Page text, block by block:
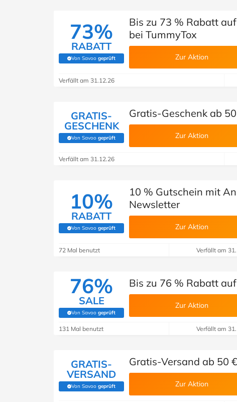
73%
RABATT
Von Savoo geprüft
(Von Savoo geprüft)
Bis zu 73 % Rabatt
bei TummyTox
Zur Aktion
Verfällt am 31.12.26
GRATIS-
GESCHENK
Von Savoo geprüft
(Von Savoo geprüft)
Gratis-Geschenk ab
Zur Aktion
Verfällt am 31.12.26
10%
RABATT
Von Savoo geprüft
(Von Savoo geprüft)
10 % Gutschein mit
Newsletter
Zur Aktion
72 Mal benutzt Verfällt am
76%
SALE
Von Savoo geprüft
(Von Savoo geprüft)
Bis zu 76 % Rabatt
Zur Aktion
131 Mal benutzt Verfällt am
GRATIS-
VERSAND
Von Savoo geprüft
(Von Savoo geprüft)
Gratis-Versand ab 50
Zur Aktion